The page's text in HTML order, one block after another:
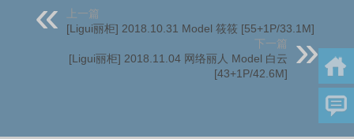
上一篇
[Ligui丽柜] 2018.10.31 Model 筱筱 [55+1P/33.1M]
下一篇
[Ligui丽柜] 2018.11.04 网络丽人 Model 白云
[43+1P/42.6M]